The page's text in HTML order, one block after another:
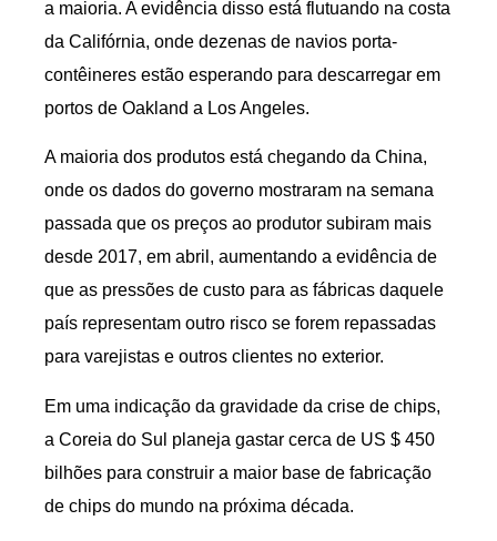
a maioria. A evidência disso está flutuando na costa
da Califórnia, onde dezenas de navios porta-
contêineres estão esperando para descarregar em
portos de Oakland a Los Angeles.
A maioria dos produtos está chegando da China,
onde os dados do governo mostraram na semana
passada que os preços ao produtor subiram mais
desde 2017, em abril, aumentando a evidência de
que as pressões de custo para as fábricas daquele
país representam outro risco se forem repassadas
para varejistas e outros clientes no exterior.
Em uma indicação da gravidade da crise de chips,
a Coreia do Sul planeja gastar cerca de US $ 450
bilhões para construir a maior base de fabricação
de chips do mundo na próxima década.